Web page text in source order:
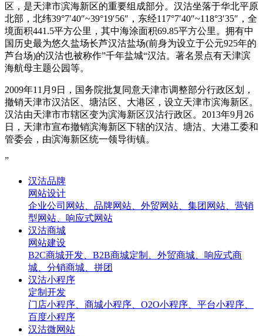
区，是天津市滨海新区的重要组成部分。汉沽坐落于华北平原
北部，北纬39°7′40″~39°19′56″，东经117°7′40″~118°3′35″，全
境面积441.5平方公里，其中海涂面积69.85平方公里。拥有中
国历史最为悠久盐场长芦汉沽盐场(前身为设立于公元925年的
芦台场)的汉沽也被称作”千年盐城“汉沽。著名景点有天津滨
海航母主题公园等。
2009年11月9日，国务院批复同意天津市调整部分行政区划，
撤销天津市汉沽区、塘沽区、大港区，设立天津市滨海新区。
汉沽由天津市市辖区变为滨海新区汉沽行政区。2013年9月26
日，天津市宣布撤销滨海新区下辖的汉沽、塘沽、大港工委和
管委会，由滨海新区统一领导街镇。
”
汉沽品牌
网站设计
企业公司网站、品牌网站、外贸网站、集团网站、营销
型网站、响应式网站
汉沽商城
网站建设
B2C商城开发、B2B商城定制、外贸商城、响应式商
城、分销商城、拼团
汉沽小程序
定制开发
门店小程序、商城小程序、O2O小程序、平台小程序、
百度小程序
汉沽微网站